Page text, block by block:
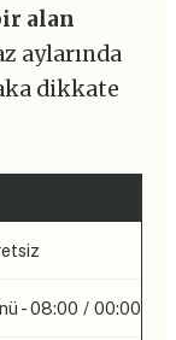
alan
aylarında
dikkate
- 08:00 / 00:00